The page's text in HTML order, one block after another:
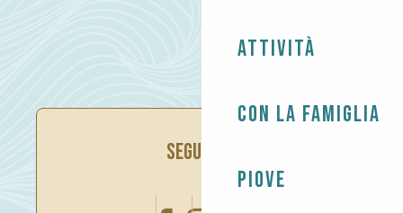
Attività
Con la famiglia
Piove
SEGUITECI